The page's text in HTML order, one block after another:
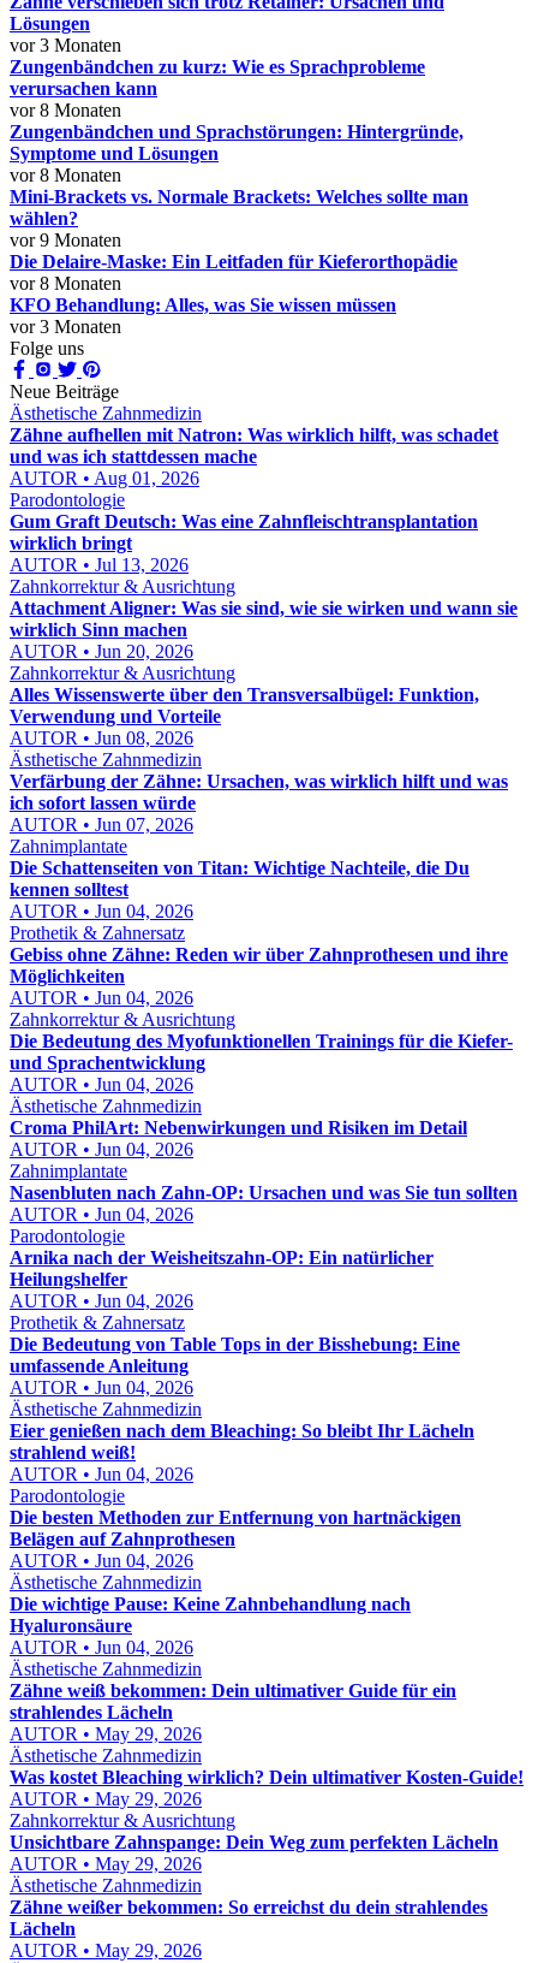
Lösungen
vor 3 Monaten
Zungenbändchen zu kurz: Wie es Sprachprobleme
verursachen kann
vor 8 Monaten
Zungenbändchen und Sprachstörungen: Hintergründe,
Symptome und Lösungen
vor 8 Monaten
Mini-Brackets vs. Normale Brackets: Welches sollte man
wählen?
vor 9 Monaten
Die Delaire-Maske: Ein Leitfaden für Kieferorthopädie
vor 8 Monaten
KFO Behandlung: Alles, was Sie wissen müssen
vor 3 Monaten
Folge uns
Neue Beiträge
Ästhetische Zahnmedizin
Zähne aufhellen mit Natron: Was wirklich hilft, was schadet
und was ich stattdessen mache
AUTOR • Aug 01, 2026
Parodontologie
Gum Graft Deutsch: Was eine Zahnfleischtransplantation
wirklich bringt
AUTOR • Jul 13, 2026
Zahnkorrektur & Ausrichtung
Attachment Aligner: Was sie sind, wie sie wirken und wann sie
wirklich Sinn machen
AUTOR • Jun 20, 2026
Zahnkorrektur & Ausrichtung
Alles Wissenswerte über den Transversalbügel: Funktion,
Verwendung und Vorteile
AUTOR • Jun 08, 2026
Ästhetische Zahnmedizin
Verfärbung der Zähne: Ursachen, was wirklich hilft und was
ich sofort lassen würde
AUTOR • Jun 07, 2026
Zahnimplantate
Die Schattenseiten von Titan: Wichtige Nachteile, die Du
kennen solltest
AUTOR • Jun 04, 2026
Prothetik & Zahnersatz
Gebiss ohne Zähne: Reden wir über Zahnprothesen und ihre
Möglichkeiten
AUTOR • Jun 04, 2026
Zahnkorrektur & Ausrichtung
Die Bedeutung des Myofunktionellen Trainings für die Kiefer-
und Sprachentwicklung
AUTOR • Jun 04, 2026
Ästhetische Zahnmedizin
Croma PhilArt: Nebenwirkungen und Risiken im Detail
AUTOR • Jun 04, 2026
Zahnimplantate
Nasenbluten nach Zahn-OP: Ursachen und was Sie tun sollten
AUTOR • Jun 04, 2026
Parodontologie
Arnika nach der Weisheitszahn-OP: Ein natürlicher
Heilungshelfer
AUTOR • Jun 04, 2026
Prothetik & Zahnersatz
Die Bedeutung von Table Tops in der Bisshebung: Eine
umfassende Anleitung
AUTOR • Jun 04, 2026
Ästhetische Zahnmedizin
Eier genießen nach dem Bleaching: So bleibt Ihr Lächeln
strahlend weiß!
AUTOR • Jun 04, 2026
Parodontologie
Die besten Methoden zur Entfernung von hartnäckigen
Belägen auf Zahnprothesen
AUTOR • Jun 04, 2026
Ästhetische Zahnmedizin
Die wichtige Pause: Keine Zahnbehandlung nach
Hyaluronsäure
AUTOR • Jun 04, 2026
Ästhetische Zahnmedizin
Zähne weiß bekommen: Dein ultimativer Guide für ein
strahlendes Lächeln
AUTOR • May 29, 2026
Ästhetische Zahnmedizin
Was kostet Bleaching wirklich? Dein ultimativer Kosten-Guide!
AUTOR • May 29, 2026
Zahnkorrektur & Ausrichtung
Unsichtbare Zahnspange: Dein Weg zum perfekten Lächeln
AUTOR • May 29, 2026
Ästhetische Zahnmedizin
Zähne weißer bekommen: So erreichst du dein strahlendes
Lächeln
AUTOR • May 29, 2026